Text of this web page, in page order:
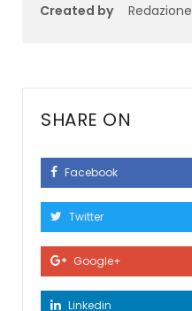
Created by
Redazione
SHARE ON
Facebook
Twitter
Google+
Linkedin